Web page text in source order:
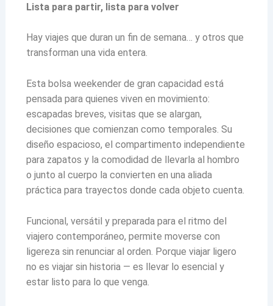
Lista para partir, lista para volver
Hay viajes que duran un fin de semana… y otros que
transforman una vida entera.
Esta bolsa weekender de gran capacidad está
pensada para quienes viven en movimiento:
escapadas breves, visitas que se alargan,
decisiones que comienzan como temporales. Su
diseño espacioso, el compartimento independiente
para zapatos y la comodidad de llevarla al hombro
o junto al cuerpo la convierten en una aliada
práctica para trayectos donde cada objeto cuenta.
Funcional, versátil y preparada para el ritmo del
viajero contemporáneo, permite moverse con
ligereza sin renunciar al orden. Porque viajar ligero
no es viajar sin historia — es llevar lo esencial y
estar listo para lo que venga.